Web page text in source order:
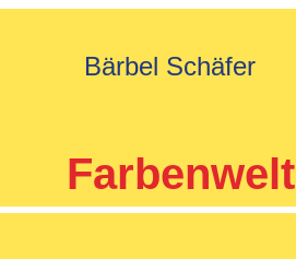
Bärbel Schäfer
Farbenwelt